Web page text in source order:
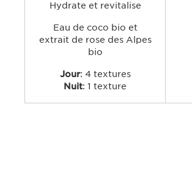
Hydrate et revitalise
Eau de coco bio et
extrait de rose des Alpes
bio
Jour: 4 textures
Nuit: 1 texture